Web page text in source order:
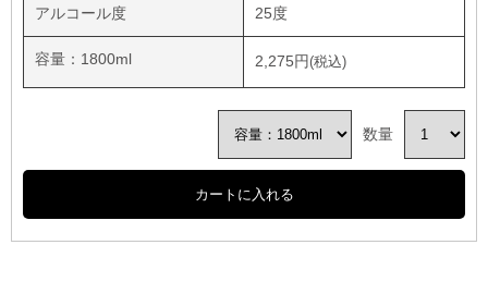
アルコール度 25度
容量：1800ml 2,275円
数量